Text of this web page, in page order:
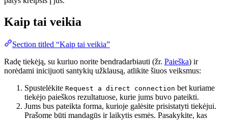
Kaip tai veikia
Section titled “Kaip tai veikia”
Radę tiekėją, su kuriuo norite bendradarbiauti (žr. Paieška) ir
norėdami inicijuoti santykių užklausą, atlikite šiuos veiksmus:
Spustelėkite Request a direct connection bet kuriame
tiekėjo paieškos rezultatuose, kurie jums buvo pateikti.
Jums bus pateikta forma, kurioje galėsite prisistatyti tiekėjui.
Prašome būti mandagūs ir laikytis esmės. Pasakykite, kas